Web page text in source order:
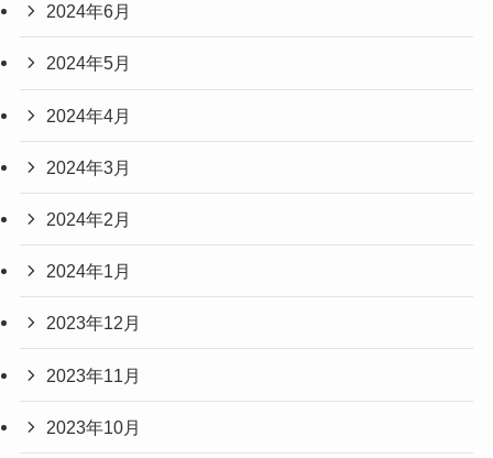
2024年6月
2024年5月
2024年4月
2024年3月
2024年2月
2024年1月
2023年12月
2023年11月
2023年10月